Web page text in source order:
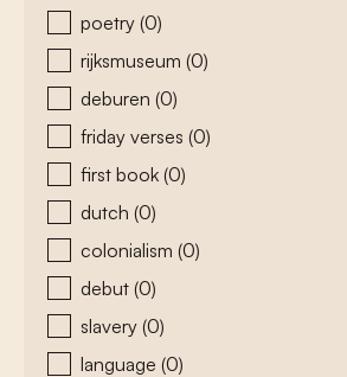
zoeken - tags
poetry (0)
rijksmuseum (0)
deburen (0)
friday verses (0)
first book (0)
dutch (0)
colonialism (0)
debut (0)
slavery (0)
language (0)